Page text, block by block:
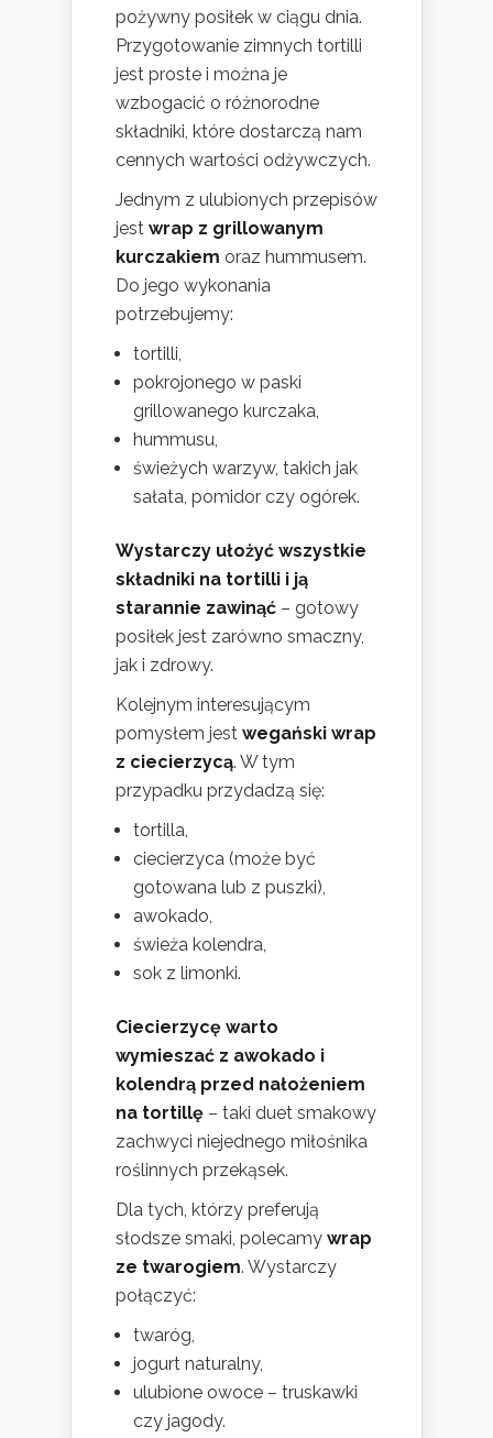
pożywny posiłek w ciągu dnia.
Przygotowanie zimnych tortilli
jest proste i można je
wzbogacić o różnorodne
składniki, które dostarczą nam
cennych wartości odżywczych.
Jednym z ulubionych przepisów
jest wrap z grillowanym
kurczakiem oraz hummusem.
Do jego wykonania
potrzebujemy:
tortilli,
pokrojonego w paski
grillowanego kurczaka,
hummusu,
świeżych warzyw, takich jak
sałata, pomidor czy ogórek.
Wystarczy ułożyć wszystkie
składniki na tortilli i ją
starannie zawinąć – gotowy
posiłek jest zarówno smaczny,
jak i zdrowy.
Kolejnym interesującym
pomysłem jest wegański wrap
z ciecierzycą. W tym
przypadku przydadzą się:
tortilla,
ciecierzyca (może być
gotowana lub z puszki),
awokado,
świeża kolendra,
sok z limonki.
Ciecierzycę warto
wymieszać z awokado i
kolendrą przed nałożeniem
na tortillę – taki duet smakowy
zachwyci niejednego miłośnika
roślinnych przekąsek.
Dla tych, którzy preferują
słodsze smaki, polecamy wrap
ze twarogiem. Wystarczy
połączyć:
twaróg,
jogurt naturalny,
ulubione owoce – truskawki
czy jagody.